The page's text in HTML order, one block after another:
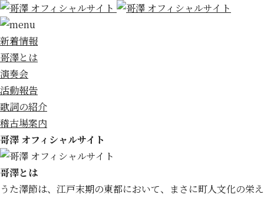
新着情報
哥澤とは
演奏会
活動報告
歌詞の紹介
稽古場案内
哥澤 オフィシャルサイト
哥澤とは
うた澤節は、江戸末期の東都において、まさに町人文化の栄え